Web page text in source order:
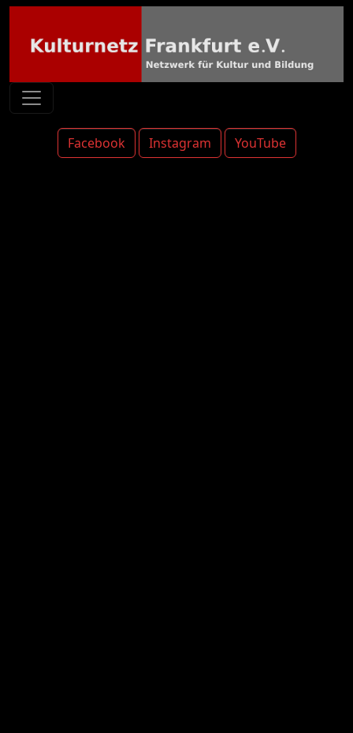
Facebook Instagram YouTube